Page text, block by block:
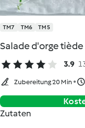
TM7 TM6 TM5
Salade d'orge
3.9
Zubereitung 20 Min
Zutaten